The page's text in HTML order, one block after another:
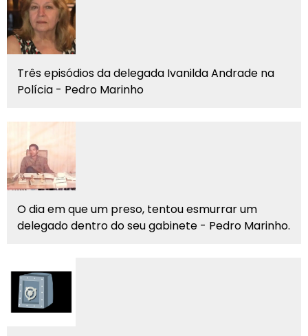
Três episódios da delegada Ivanilda Andrade na
Polícia - Pedro Marinho
O dia em que um preso, tentou esmurrar um
delegado dentro do seu gabinete - Pedro Marinho.